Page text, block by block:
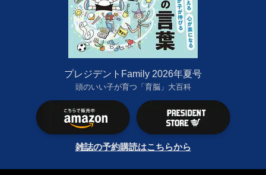
プレジデントFamily 2026年夏号
頭のいい子が育つ「育脳」大百科
雑誌の予約購読はこちらから